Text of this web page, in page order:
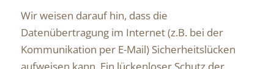
Wir weisen darauf hin, dass die
Datenübertragung im Internet (z.B. bei der
Kommunikation per E-Mail) Sicherheitslücken